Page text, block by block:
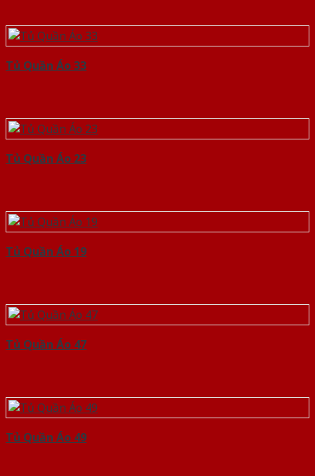
Tủ Quần Áo 33
Tủ Quần Áo 23
Tủ Quần Áo 19
Tủ Quần Áo 47
Tủ Quần Áo 49